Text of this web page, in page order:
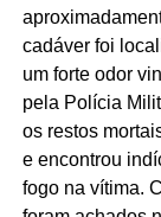
cadáver foi
um forte odor
pela Polícia
os restos
e encontrou
fogo na vítima.